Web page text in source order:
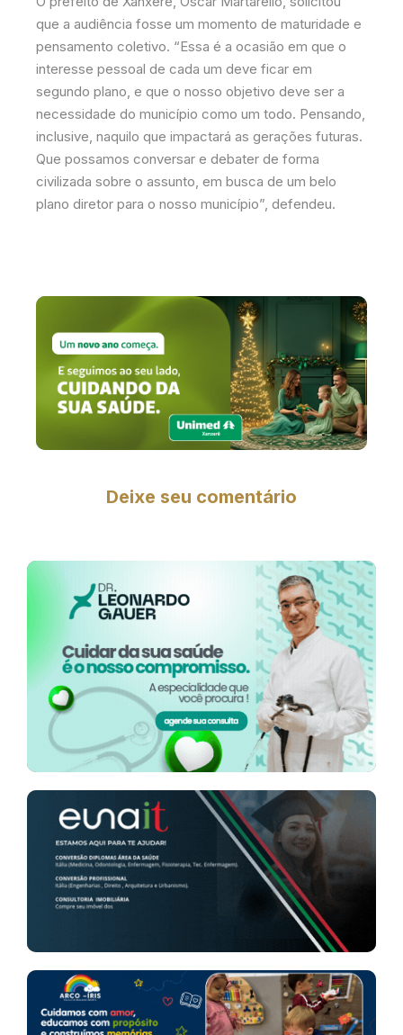
que a audiência fosse um momento de maturidade e
pensamento coletivo. “Essa é a ocasião em que o
interesse pessoal de cada um deve ficar em
segundo plano, e que o nosso objetivo deve ser a
necessidade do município como um todo. Pensando,
inclusive, naquilo que impactará as gerações futuras.
Que possamos conversar e debater de forma
civilizada sobre o assunto, em busca de um belo
plano diretor para o nosso município”, defendeu.
Deixe seu comentário